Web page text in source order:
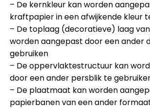
– De kernkleur kan worden
kraftpapier in een afwijkende kleur
– De toplaag (decoratieve) laag
worden aangepast door een ander
gebruiken
– De oppervlaktestructuur kan
door een ander persblik te
– De plaatmaat kan worden
papierbanen van een ander